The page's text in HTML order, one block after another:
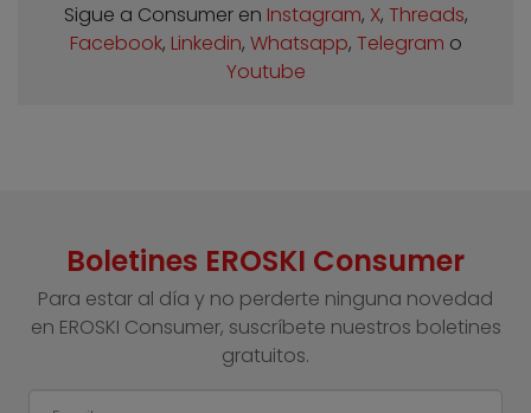
Sigue a Consumer en Instagram, X, Threads,
Facebook, Linkedin, Whatsapp, Telegram o
Youtube
Boletines EROSKI Consumer
Para estar al día y no perderte ninguna novedad
en EROSKI Consumer, suscríbete nuestros boletines
gratuitos.